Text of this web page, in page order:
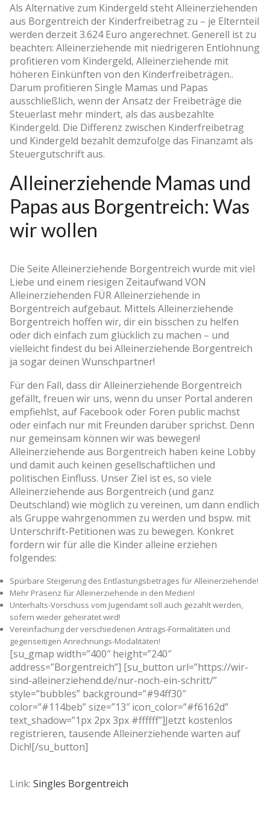
Als Alternative zum Kindergeld steht Alleinerziehenden
aus Borgentreich der Kinderfreibetrag zu – je Elternteil
werden derzeit 3.624 Euro angerechnet. Generell ist zu
beachten: Alleinerziehende mit niedrigeren Entlohnung
profitieren vom Kindergeld, Alleinerziehende mit
höheren Einkünften von den Kinderfreibeträgen..
Darum profitieren Single Mamas und Papas
ausschließlich, wenn der Ansatz der Freibeträge die
Steuerlast mehr mindert, als das ausbezahlte
Kindergeld. Die Differenz zwischen Kinderfreibetrag
und Kindergeld bezahlt demzufolge das Finanzamt als
Steuergutschrift aus.
Alleinerziehende Mamas und
Papas aus Borgentreich: Was
wir wollen
Die Seite Alleinerziehende Borgentreich wurde mit viel
Liebe und einem riesigen Zeitaufwand VON
Alleinerziehenden FÜR Alleinerziehende in
Borgentreich aufgebaut. Mittels Alleinerziehende
Borgentreich hoffen wir, dir ein bisschen zu helfen
oder dich einfach zum glücklich zu machen – und
vielleicht findest du bei Alleinerziehende Borgentreich
ja sogar deinen Wunschpartner!
Für den Fall, dass dir Alleinerziehende Borgentreich
gefällt, freuen wir uns, wenn du unser Portal anderen
empfiehlst, auf Facebook oder Foren public machst
oder einfach nur mit Freunden darüber sprichst. Denn
nur gemeinsam können wir was bewegen!
Alleinerziehende aus Borgentreich haben keine Lobby
und damit auch keinen gesellschaftlichen und
politischen Einfluss. Unser Ziel ist es, so viele
Alleinerziehende aus Borgentreich (und ganz
Deutschland) wie möglich zu vereinen, um dann endlich
als Gruppe wahrgenommen zu werden und bspw. mit
Unterschrift-Petitionen was zu bewegen. Konkret
fordern wir für alle die Kinder alleine erziehen
folgendes:
Spürbare Steigerung des Entlastungsbetrages für Alleinerziehende!
Mehr Präsenz für Alleinerziehende in den Medien!
Unterhalts-Vorschuss vom Jugendamt soll auch gezahlt werden,
sofern wieder geheiratet wird!
Vereinfachung der verschiedenen Antrags-Formalitäten und
gegenseitigen Anrechnungs-Modalitäten!
[su_gmap width=”400″ height=”240″
address=”Borgentreich”] [su_button url=”https://wir-
sind-alleinerziehend.de/nur-noch-ein-schritt/”
style=”bubbles” background=”#94ff30″
color=”#114beb” size=”13″ icon_color=”#f6162d”
text_shadow=”1px 2px 3px #ffffff”]Jetzt kostenlos
registrieren, tausende Alleinerziehende warten auf
Dich![/su_button]
Link: Singles Borgentreich